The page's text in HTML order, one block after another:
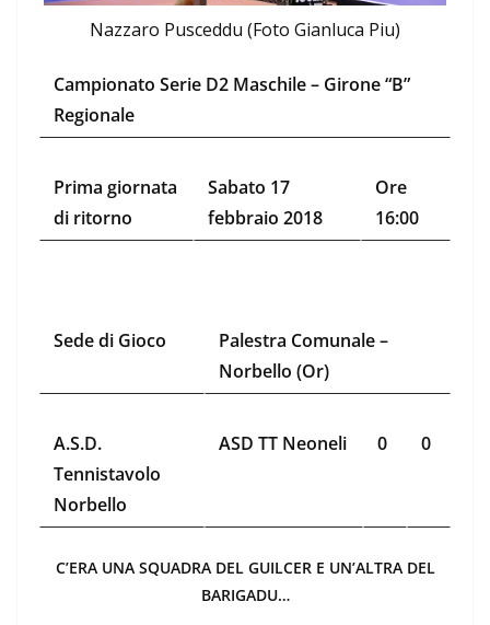
Nazzaro Pusceddu (Foto Gianluca Piu)
Campionato Serie D2 Maschile – Girone “B”
Regionale
Prima giornata
di ritorno
Sabato 17
febbraio 2018
Ore
16:00
Sede di Gioco
Palestra Comunale –
Norbello (Or)
A.S.D.
Tennistavolo
Norbello
ASD TT Neoneli 0 0
C’ERA UNA SQUADRA DEL GUILCER E UN’ALTRA DEL
BARIGADU…